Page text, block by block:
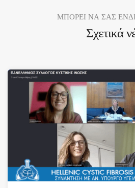
ΜΠΟΡΕΙ ΝΑ ΣΑΣ
Σχετικά